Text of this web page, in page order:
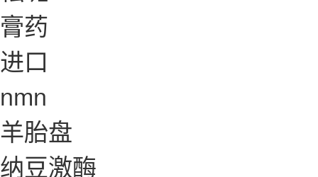
膏药
进口
nmn
羊胎盘
纳豆激酶